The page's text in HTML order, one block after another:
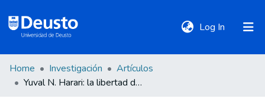
Log In (current)
DeustoTeka
Home Investigación
Artículos
Yuval N. Harari: la libertad difuminada y desmitificada : (parte I)